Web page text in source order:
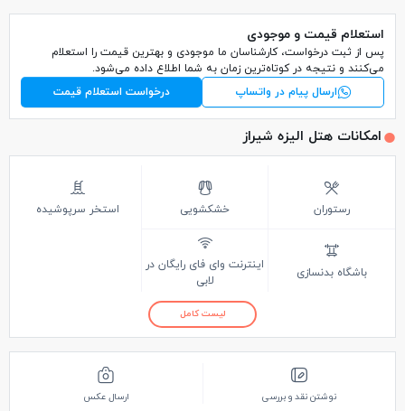
استعلام قیمت و موجودی
پس از ثبت درخواست، کارشناسان ما موجودی و بهترین قیمت را استعلام
می‌کنند و نتیجه در کوتاه‌ترین زمان به شما اطلاع داده می‌شود.
ارسال پیام در واتساپ
درخواست استعلام قیمت
امکانات هتل الیزه شیراز
رستوران خشکشویی استخر سرپوشیده
باشگاه بدنسازی
اینترنت وای فای رایگان در
لابی
لیست کامل
نوشتن نقد و بررسی ارسال عکس